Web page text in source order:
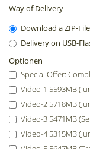
Way of Delivery
Download a ZIP-
Delivery on USB-
Optionen
Special Offer:
Video-1 5593MB
Video-2 5718MB
Video-3 5471MB
Video-4 5315MB